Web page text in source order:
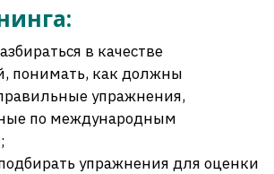
в качестве
понимать, как должны
упражнения,
по международным
упражнения для оценки